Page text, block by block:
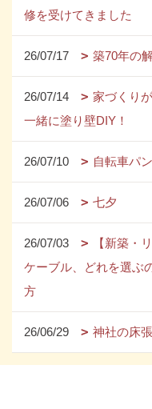
修を受けてきました
26/07/17 築70年の
26/07/14
家づくり
一緒に塗り壁DIY！
26/07/10 自転車パ
26/07/06 七夕
26/07/03
【新築・
ケーブル、どれを選ぶ
方
26/06/29 神社の床